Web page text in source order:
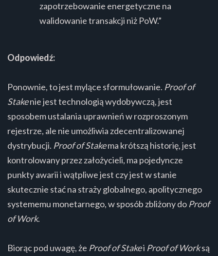
zapotrzebowanie energetyczne na
walidowanie transakcji niż PoW.”
Odpowiedź:
Ponownie, to jest mylące sformułowanie. Proof of
Stakenie jest technologią wydobywczą, jest
sposobem ustalania uprawnień w rozproszonym
rejestrze, ale nie umożliwia zdecentralizowanej
dystrybucji. Proof of Stakema krótszą historię, jest
kontrolowany przez założycieli, ma pojedyncze
punkty awarii i wątpliwe jest czy jest w stanie
skutecznie stać na straży globalnego, apolitycznego
systememu monetarnego, w sposób zbliżony do Proof
of Work.
Biorąc pod uwagę, że Proof of Stakei Proof of Worksą